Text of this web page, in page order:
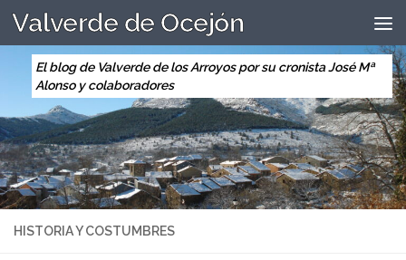
Saltar al contenido
Valverde de Ocejón
El blog de Valverde de los Arroyos por su cronista José Mª
Alonso y colaboradores
HISTORIA Y COSTUMBRES